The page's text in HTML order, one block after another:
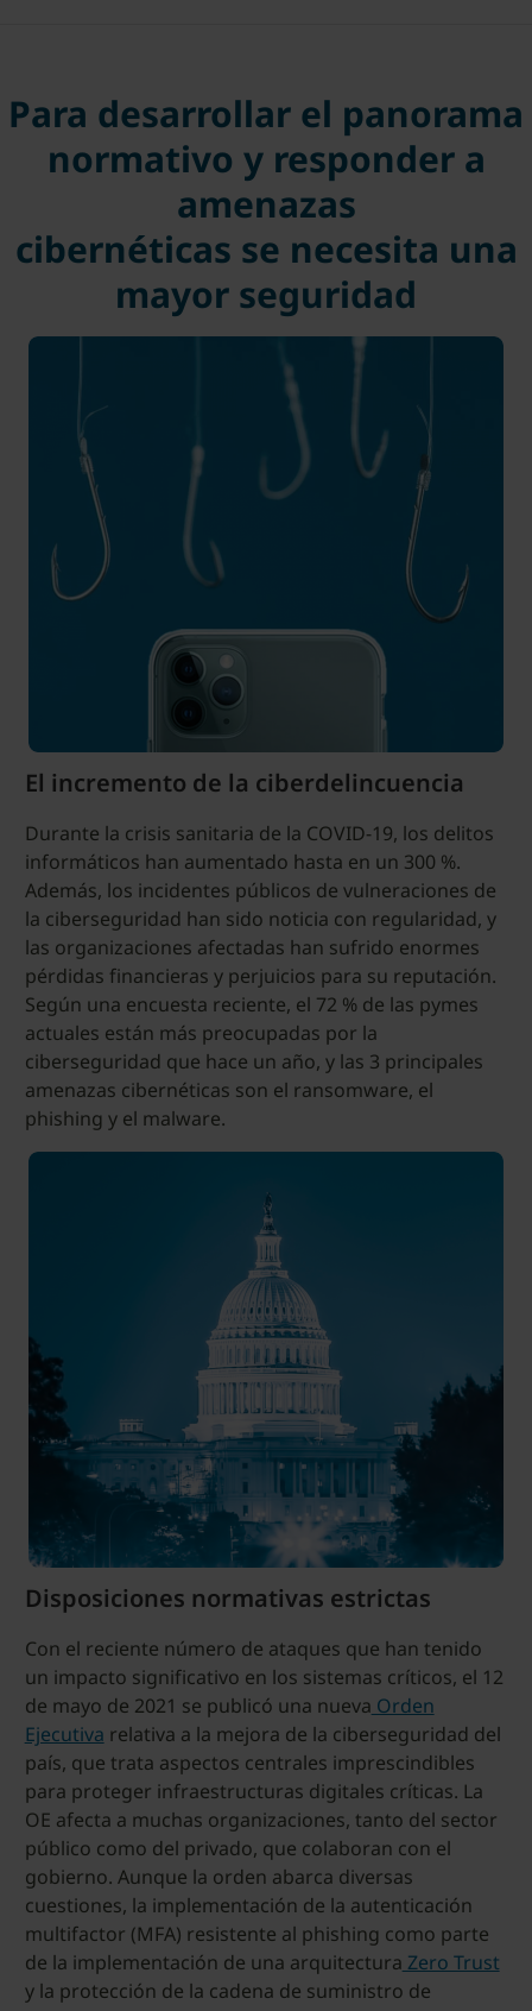
Para desarrollar el panorama
normativo y responder a
amenazas
cibernéticas se necesita una
mayor seguridad
El incremento de la ciberdelincuencia
Durante la crisis sanitaria de la COVID-19, los delitos
informáticos han aumentado hasta en un 300 %.
Además, los incidentes públicos de vulneraciones de
la ciberseguridad han sido noticia con regularidad, y
las organizaciones afectadas han sufrido enormes
pérdidas financieras y perjuicios para su reputación.
Según una encuesta reciente, el 72 % de las pymes
actuales están más preocupadas por la
ciberseguridad que hace un año, y las 3 principales
amenazas cibernéticas son el ransomware, el
phishing y el malware.
Disposiciones normativas estrictas
Con el reciente número de ataques que han tenido
un impacto significativo en los sistemas críticos, el 12
de mayo de 2021 se publicó una nueva Orden
Ejecutiva relativa a la mejora de la ciberseguridad del
país, que trata aspectos centrales imprescindibles
para proteger infraestructuras digitales críticas. La
OE afecta a muchas organizaciones, tanto del sector
público como del privado, que colaboran con el
gobierno. Aunque la orden abarca diversas
cuestiones, la implementación de la autenticación
multifactor (MFA) resistente al phishing como parte
de la implementación de una arquitectura Zero Trust
y la protección de la cadena de suministro de